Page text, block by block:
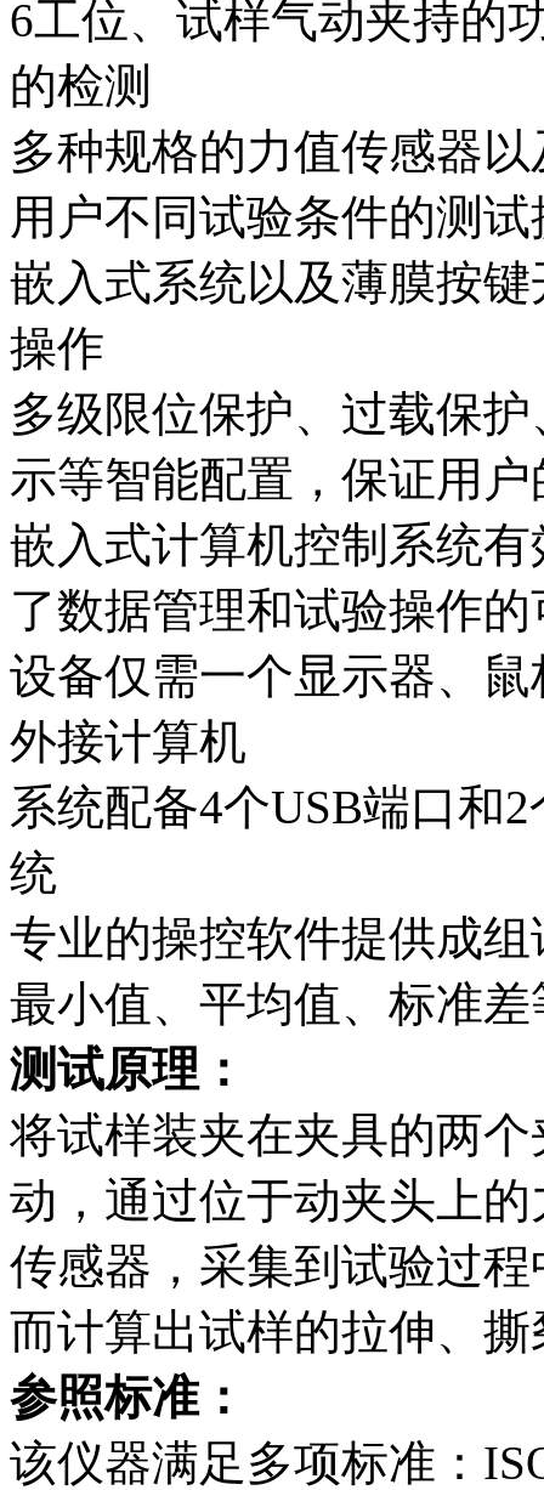
6工位、试样气动夹持的
的检测
多种规格的力值传感器
用户不同试验条件的测
嵌入式系统以及薄膜按
操作
多级限位保护、过载保
示等智能配置，保证用
嵌入式计算机控制系统
了数据管理和试验操作
设备仅需一个显示器、
外接计算机
系统配备4个USB端口和
统
专业的操控软件提供成
最小值、平均值、标准
测试原理：
将试样装夹在夹具的两
动，通过位于动夹头上
传感器，采集到试验过
而计算出试样的拉伸、
参照标准：
该仪器满足多项标准：